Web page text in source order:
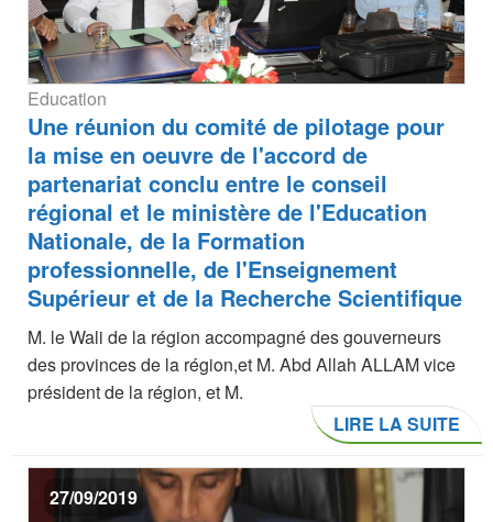
Education
Une réunion du comité de pilotage pour
la mise en oeuvre de l'accord de
partenariat conclu entre le conseil
régional et le ministère de l'Education
Nationale, de la Formation
professionnelle, de l'Enseignement
Supérieur et de la Recherche Scientifique
M. le Wali de la région accompagné des gouverneurs
des provinces de la région,et M. Abd Allah ALLAM vice
président de la région, et M.
LIRE LA SUITE
27/09/2019